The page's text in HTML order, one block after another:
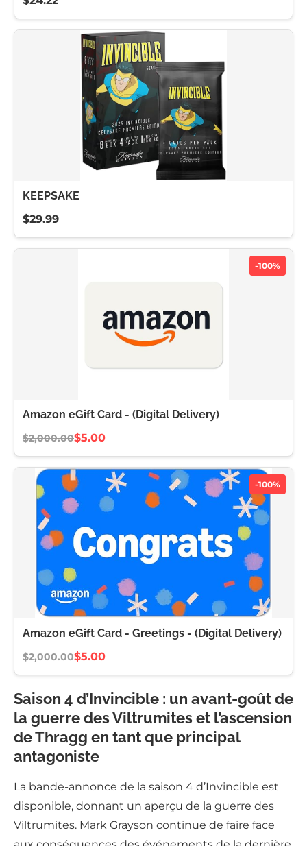
KEEPSAKE
$29.99
-100%
Amazon eGift Card - (Digital Delivery)
$2,000.00$5.00
-100%
Amazon eGift Card - Greetings - (Digital Delivery)
$2,000.00$5.00
Saison 4 d’Invincible : un avant-goût de
la guerre des Viltrumites et l’ascension
de Thragg en tant que principal
antagoniste
La bande-annonce de la saison 4 d’Invincible est
disponible, donnant un aperçu de la guerre des
Viltrumites. Mark Grayson continue de faire face